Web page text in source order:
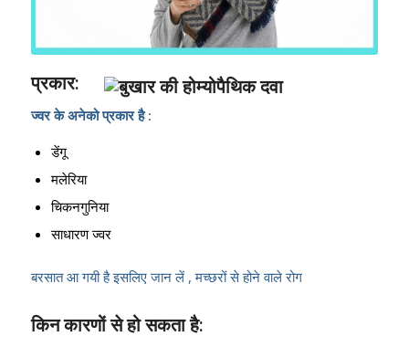
प्रकार:
ज्वर के अनेको प्रकार है :
डेंगू
मलेरिया
चिकनगुनिया
साधारण ज्वर
बरसात आ गयी है इसलिए जान लें , मच्छरों से होने वाले रोग
किन कारणों से हो सकता है: